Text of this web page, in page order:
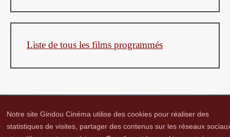
Liste de tous les films programmés
Notre site Gindou Cinéma utilise des cookies pour réaliser des
statistiques de visites, partager des contenus sur les réseaux